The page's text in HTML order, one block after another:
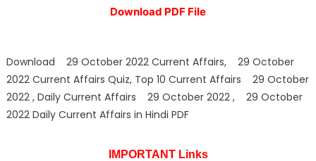
Download PDF File
Download 29 October 2022 Current Affairs, 29 October
2022 Current Affairs Quiz, Top 10 Current Affairs 29 October
2022 , Daily Current Affairs 29 October 2022 , 29 October
2022 Daily Current Affairs in Hindi PDF
IMPORTANT Links